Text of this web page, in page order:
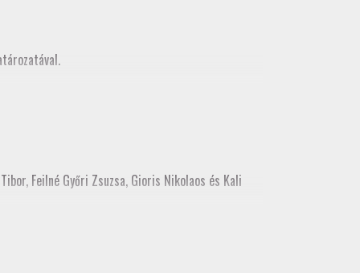
Feilné Győri Zsuzsa, Gioris Nikolaos és Kali